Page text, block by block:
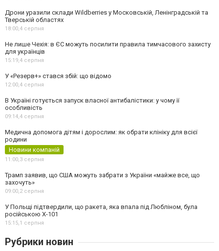
Дрони уразили склади Wildberries у Московській, Ленінградській та
Тверській областях
18:00, 4 серпня
Не лише Чехія: в ЄС можуть посилити правила тимчасового захисту
для українців
15:19, 4 серпня
У «Резерв+» стався збій: що відомо
12:00, 4 серпня
В Україні готується запуск власної антибалістики: у чому її
особливість
09:14, 4 серпня
Медична допомога дітям і дорослим: як обрати клініку для всієї
родини
Новини компаній
11:00, 3 серпня
Трамп заявив, що США можуть забрати з України «майже все, що
захочуть»
09:00, 2 серпня
У Польщі підтвердили, що ракета, яка впала під Любліном, була
російською Х-101
15:15, 1 серпня
Рубрики новин